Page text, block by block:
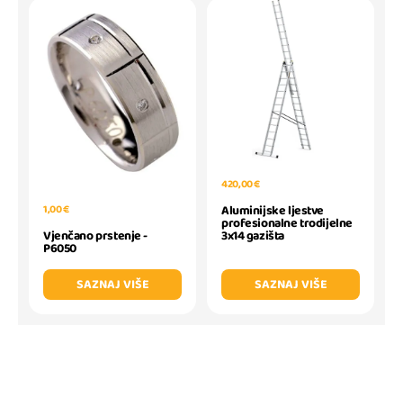
1,00 €
Vjenčano prstenje -
P6050
SAZNAJ VIŠE
420,00 €
Aluminijske ljestve
profesionalne trodijelne
3x14 gazišta
SAZNAJ VIŠE